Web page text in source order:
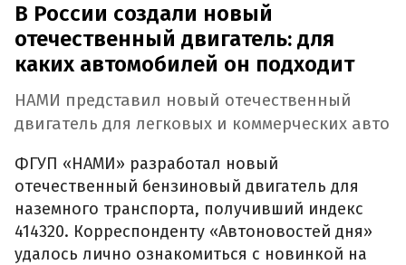
В России создали новый
отечественный двигатель: для
каких автомобилей он подходит
НАМИ представил новый отечественный
двигатель для легковых и коммерческих авто
ФГУП «НАМИ» разработал новый
отечественный бензиновый двигатель для
наземного транспорта, получивший индекс
414320. Корреспонденту «Автоновостей дня»
удалось лично ознакомиться с новинкой на